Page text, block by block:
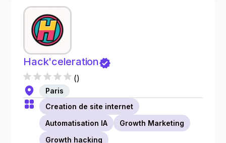
Hack'celeration
()
Paris
Creation de site internet
Automatisation IA
Growth Marketing
Growth hacking